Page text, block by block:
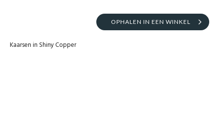
OPHALEN IN EEN WINKEL
Kaarsen in Shiny Copper